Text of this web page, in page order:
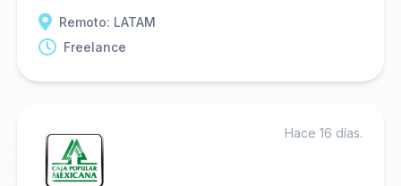
Remoto: LATAM
Freelance
Hace 16 días.